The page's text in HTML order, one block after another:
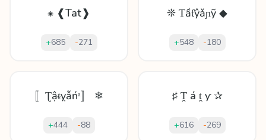
⁕ ❰Tat❱
+685 -271
❊ Ƭầƭŷǎɲỹ ◆
+548 -180
〚Ʈậᵵỵẫńᵃ〛 ❄
+444 -88
♯ Ṱ á ṱ ƴ ✰
+616 -269